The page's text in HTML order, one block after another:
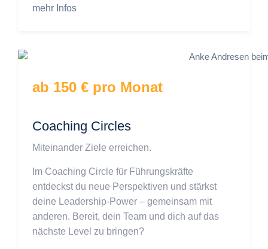
mehr Infos
ab 150 € pro Monat
Coaching Circles
Miteinander Ziele erreichen.
Im Coaching Circle für Führungskräfte
entdeckst du neue Perspektiven und stärkst
deine Leadership-Power – gemeinsam mit
anderen. Bereit, dein Team und dich auf das
nächste Level zu bringen?